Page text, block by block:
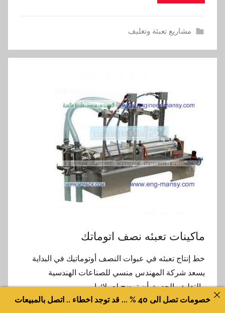
مشاريع تعبئة وتغليف
ماكينات تعبئه نصف اتوماتك
خط إنتاج تعبئه في عبوات النصف أوتوماتيك في البداية
يسعد شركة المهندس منسي للصناعات الهندسية
والتغليف الحديث أن توضح لعملائها
خصومات تصل الى 40 % ... قد توجد اخطاء .. اتصل بالمبيعات